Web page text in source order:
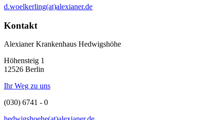
d.woelkerling(at)alexianer.de
Kontakt
Alexianer Krankenhaus Hedwigshöhe
Höhensteig 1
12526 Berlin
Ihr Weg zu uns
(030) 6741 - 0